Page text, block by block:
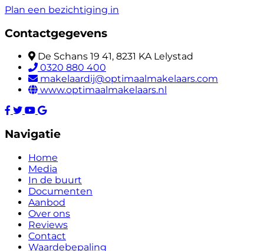
Plan een bezichtiging in
Contactgegevens
De Schans 19 41, 8231 KA Lelystad
0320 880 400
makelaardij@optimaalmakelaars.com
www.optimaalmakelaars.nl
Navigatie
Home
Media
In de buurt
Documenten
Aanbod
Over ons
Reviews
Contact
Waardebepaling